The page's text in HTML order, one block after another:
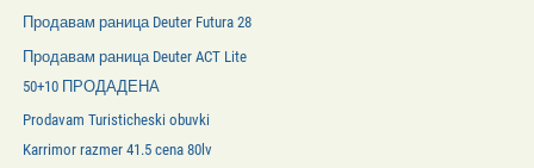
Продавам раница Deuter Futura 28
Продавам раница Deuter ACT Lite
50+10 ПРОДАДЕНА
Prodavam Turisticheski obuvki
Karrimor razmer 41.5 cena 80lv